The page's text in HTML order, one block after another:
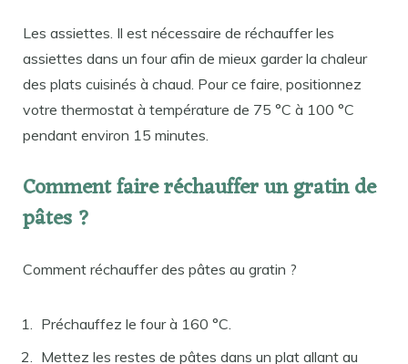
Les assiettes. Il est nécessaire de réchauffer les
assiettes dans un four afin de mieux garder la chaleur
des plats cuisinés à chaud. Pour ce faire, positionnez
votre thermostat à température de 75 °C à 100 °C
pendant environ 15 minutes.
Comment faire réchauffer un gratin de
pâtes ?
Comment réchauffer des pâtes au gratin ?
Préchauffez le four à 160 °C.
Mettez les restes de pâtes dans un plat allant au